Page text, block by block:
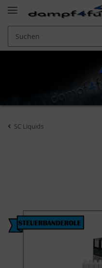
SC Liquids